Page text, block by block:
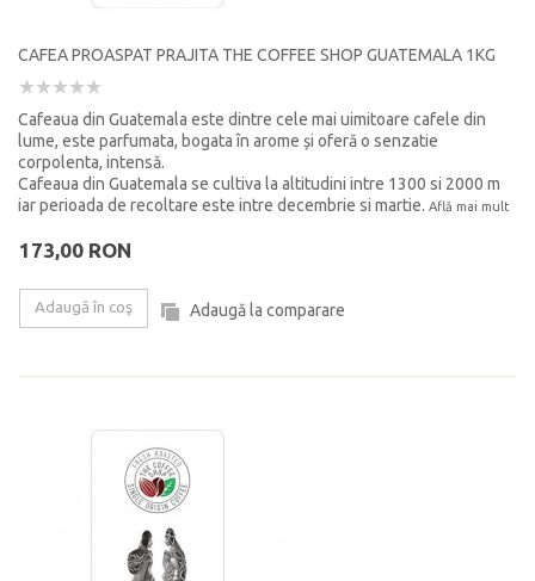
CAFEA PROASPAT PRAJITA THE COFFEE SHOP GUATEMALA 1KG
Cafeaua din Guatemala este dintre cele mai uimitoare cafele din
lume, este parfumata, bogata în arome și oferă o senzatie
corpolenta, intensă.
Cafeaua din Guatemala se cultiva la altitudini intre 1300 si 2000 m
iar perioada de recoltare este intre decembrie si martie. Află mai mult
173,00 RON
Adaugă în coş Adaugă la comparare